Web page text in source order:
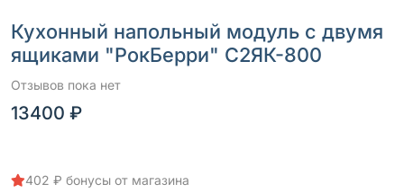
Кухонный напольный модуль с двумя
ящиками "РокБерри" С2ЯК-800
Отзывов пока нет
13400 ₽
402 ₽ бонусы от магазина